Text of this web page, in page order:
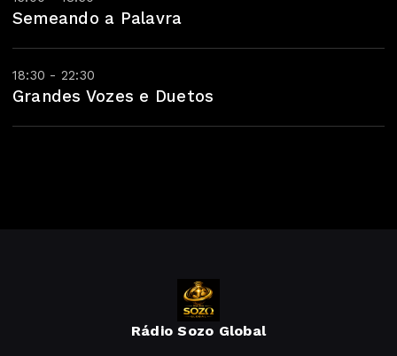
Semeando a Palavra
18:30 - 22:30
Grandes Vozes e Duetos
Rádio Sozo Global